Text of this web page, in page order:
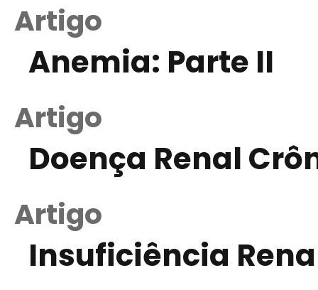
Artigo
Anemia: Parte II
Artigo
Doença Renal
Artigo
Insuficiência